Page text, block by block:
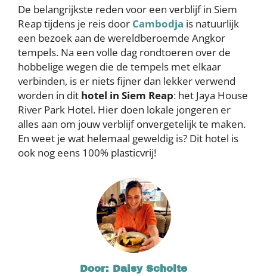
De belangrijkste reden voor een verblijf in Siem
Reap tijdens je reis door Cambodja is natuurlijk
een bezoek aan de wereldberoemde Angkor
tempels. Na een volle dag rondtoeren over de
hobbelige wegen die de tempels met elkaar
verbinden, is er niets fijner dan lekker verwend
worden in dit hotel in Siem Reap: het Jaya House
River Park Hotel. Hier doen lokale jongeren er
alles aan om jouw verblijf onvergetelijk te maken.
En weet je wat helemaal geweldig is? Dit hotel is
ook nog eens 100% plasticvrij!
Door: Daisy Scholte